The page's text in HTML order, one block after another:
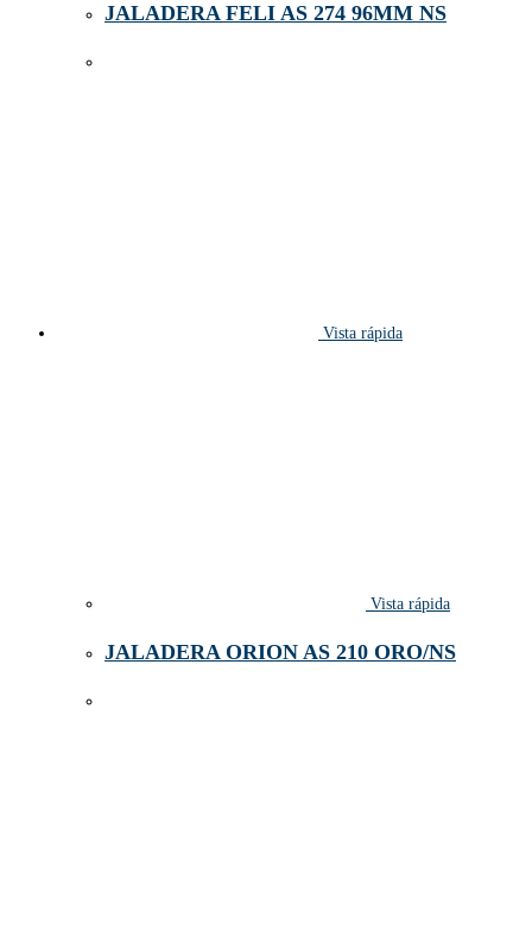
JALADERA FELI AS 274 96MM NS
Vista rápida
Vista rápida
JALADERA ORION AS 210 ORO/NS